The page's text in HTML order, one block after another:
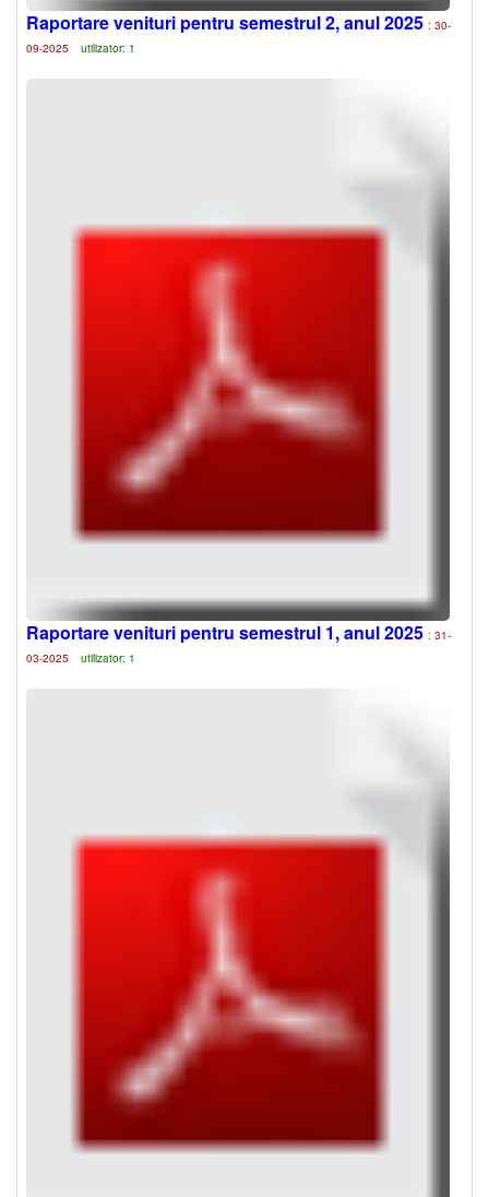
Raportare venituri pentru semestrul 2, anul 2025 : 30-
09-2025
utilizator: 1
Raportare venituri pentru semestrul 1, anul 2025 : 31-
03-2025
utilizator: 1